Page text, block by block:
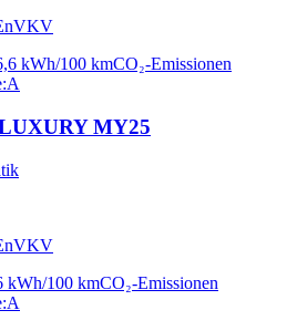
kWh/100 kmCO₂-Emissionen
A
MY25
kWh/100 kmCO₂-Emissionen
A